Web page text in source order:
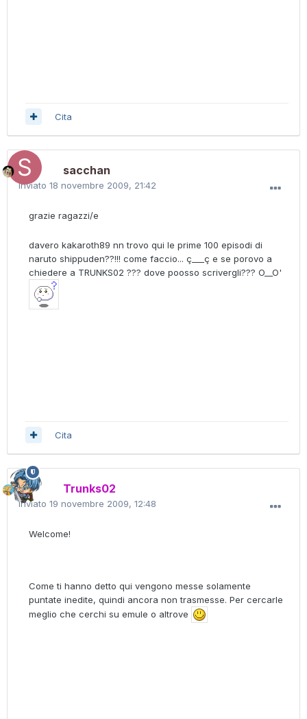
Cita
sacchan
Inviato 18 novembre 2009, 21:42
grazie ragazzi/e
davero kakaroth89 nn trovo qui le prime 100 episodi di
naruto shippuden??!!! come faccio... ç___ç e se porovo a
chiedere a TRUNKS02 ??? dove poosso scrivergli??? O__O'
Cita
Trunks02
Inviato 19 novembre 2009, 12:48
Welcome!
Come ti hanno detto qui vengono messe solamente
puntate inedite, quindi ancora non trasmesse. Per cercarle
meglio che cerchi su emule o altrove